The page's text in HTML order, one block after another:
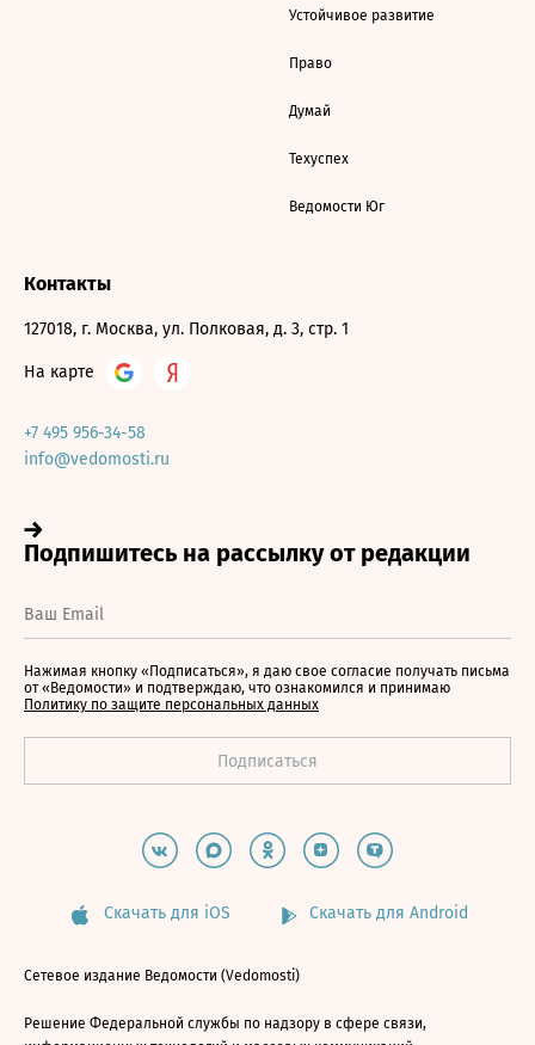
Устойчивое развитие
Право
Думай
Техуспех
Ведомости Юг
Контакты
127018, г. Москва, ул. Полковая, д. 3, стр. 1
На карте
+7 495 956-34-58
info@vedomosti.ru
Нажимая кнопку «Подписаться», я даю свое согласие получать письма
от «Ведомости» и подтверждаю, что ознакомился и принимаю
Политику по защите персональных данных
Скачать для iOS Скачать для Android
Сетевое издание Ведомости (Vedomosti)
Решение Федеральной службы по надзору в сфере связи,